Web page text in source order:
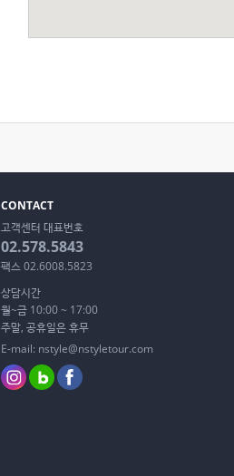
CONTACT
고객센터 대표번호
02.578.5843
팩스 02.6008.5823
상담시간
월~금 10:00 ~ 17:00
주말, 공휴일은 휴무
E-mail: nstyle@nstyletour.com